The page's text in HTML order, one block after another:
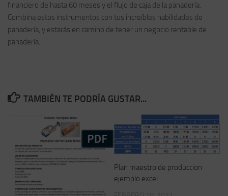
financiero de hasta 60 meses y el flujo de caja de la panadería.
Combina estos instrumentos con tus increíbles habilidades de
panadería, y estarás en camino de tener un negocio rentable de
panadería.
TAMBIÉN TE PODRÍA GUSTAR...
Plan maestro de produccion
ejemplo excel